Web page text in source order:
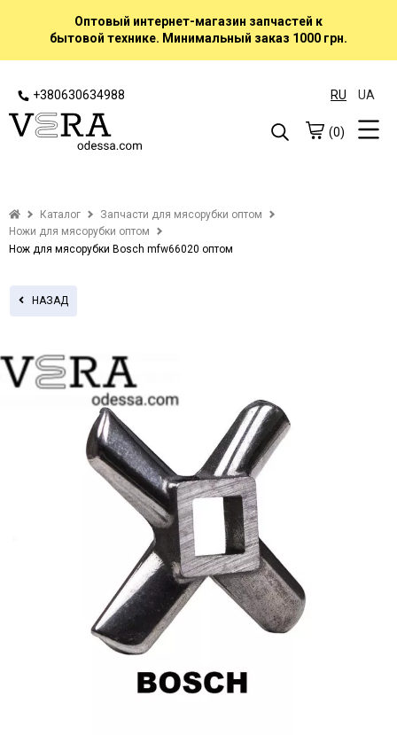
Оптовый интернет-магазин запчастей к
бытовой технике. Минимальный заказ 1000 грн.
+380630634988 RU UA
(0)
Каталог
Запчасти для мясорубки оптом
Ножи для мясорубки оптом
Нож для мясорубки Bosch mfw66020 оптом
НАЗАД